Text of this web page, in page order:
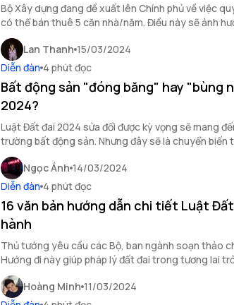
Bộ Xây dựng đang đề xuất lên Chính phủ về việc
có thể bán thuê 5 căn nhà/năm. Điều này sẽ ảnh
và các thủ tục mua bán bất động sản?
Lan Thanh 15/03/2024
Diễn đàn 4 phút đọc
Bất động sản "đóng băng" hay "bùng
2024?
Luật Đất đai 2024 sửa đổi được kỳ vọng sẽ mang
trường bất động sản. Nhưng đây sẽ là chuyển biến
Ngọc Ánh 14/03/2024
Diễn đàn 4 phút đọc
16 văn bản hướng dẫn chi tiết Luật
hành
Thủ tướng yêu cầu các Bộ, ban ngành soạn thảo
Hướng đi này giúp pháp lý đất đai trong tương lai
Hoàng Minh 11/03/2024